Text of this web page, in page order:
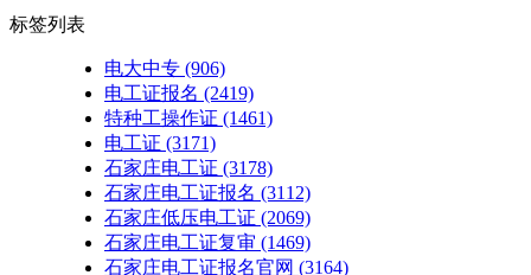
标签列表
电大中专 (906)
电工证报名 (2419)
特种工操作证 (1461)
电工证 (3171)
石家庄电工证 (3178)
石家庄电工证报名 (3112)
石家庄低压电工证 (2069)
石家庄电工证复审 (1469)
石家庄电工证报名官网 (3164)